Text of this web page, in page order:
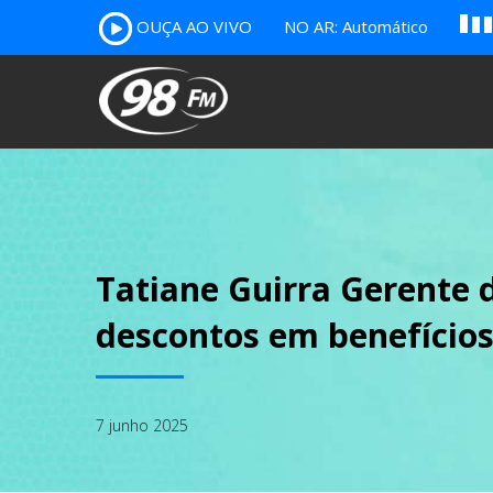
OUÇA AO VIVO NO AR: Automático B c
Tatiane Guirra Gerente
descontos em
7 junho 2025